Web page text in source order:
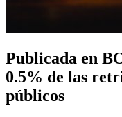
Publicada en
0.5% de las
públicos